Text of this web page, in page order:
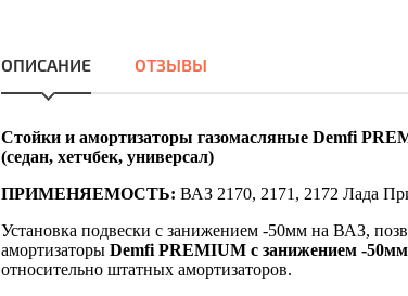
ОПИСАНИЕ ОТЗЫВЫ
Стойки и амортизаторы газомасляные Demfi
(седан, хетчбек, универсал)
ПРИМЕНЯЕМОСТЬ: ВАЗ 2170, 2171, 2172 Лада
Установка подвески с занижением -50мм на ВАЗ,
амортизаторы Demfi PREMIUM с занижением -50мм
относительно штатных амортизаторов.